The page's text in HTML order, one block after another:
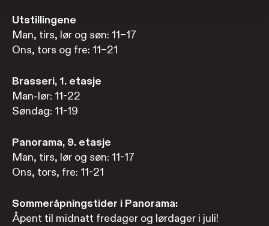
Utstillingene
Man, tirs, lør og søn: 11–17
Ons, tors og fre: 11–21
Brasseri, 1. etasje
Man-lør: 11-22
Søndag: 11-19
Panorama, 9. etasje
Man, tirs, lør og søn: 11-17
Ons, tors, fre: 11-21
Sommeråpningstider i Panorama:
Åpent til midnatt fredager og lørdager i juli!